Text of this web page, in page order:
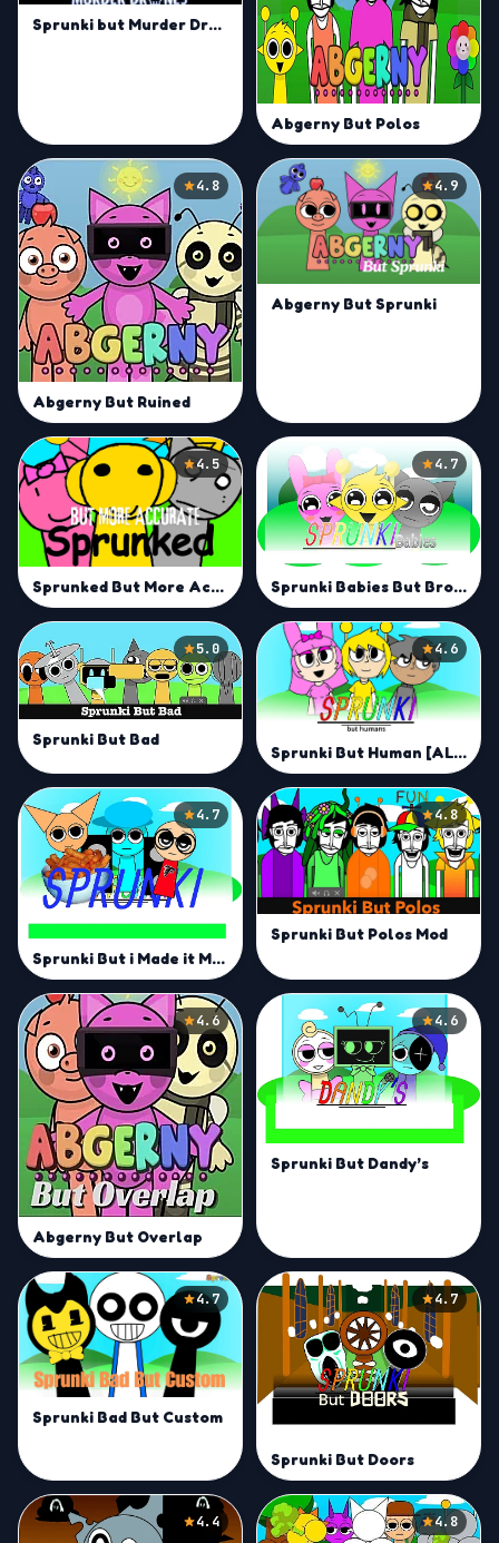
Sprunki but Murder Drones!
Abgerny But Polos
4.8
Abgerny But Ruined
4.9
Abgerny But Sprunki
4.5
Sprunked But More Accurate Mod
4.7
Sprunki Babies But Broken Mod
5.0
Sprunki But Bad
4.6
Sprunki But Human [ALL CHARACTERS]
4.7
Sprunki But i Made it Mod
4.8
Sprunki But Polos Mod
4.6
Abgerny But Overlap
4.6
Sprunki But Dandy’s
4.7
Sprunki Bad But Custom
4.7
Sprunki But Doors
4.4 4.8